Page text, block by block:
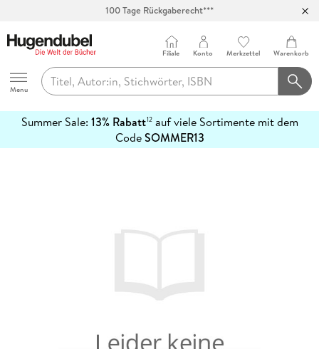
100 Tage Rückgaberecht***
Hugendubel
Menu
Filiale Konto Merkzettel Warenkorb
Summer Sale: 13% Rabatt12auf viele Sortimente mit dem
CodeSOMMER13
erfahren